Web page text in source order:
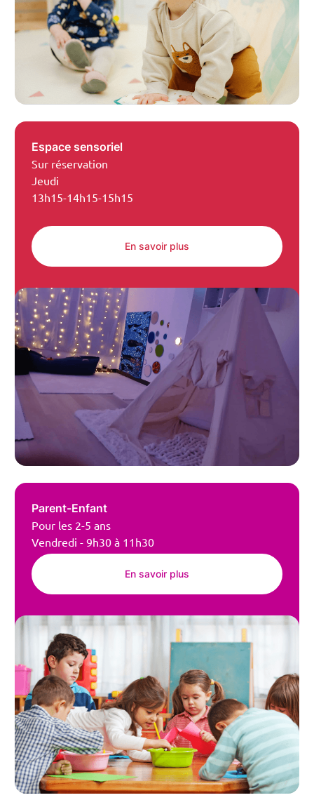
Espace sensoriel
Sur réservation
Jeudi
13h15-14h15-15h15
En savoir plus
Parent-Enfant
Pour les 2-5 ans
Vendredi - 9h30 à 11h30
En savoir plus